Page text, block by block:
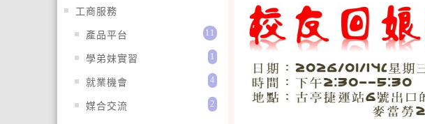
工商服務
11
產品平台
1
學弟妹實習
4
就業機會
2
媒合交流